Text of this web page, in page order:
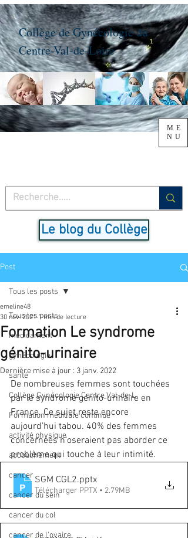
Le blog du Collège
ME
NU
Collège de Gynécologie du
Centre-Val-de-Loire
Post
Tous les posts
médicament
gynécologie
santé
Collège Gynécologie Centre Val-de-L
Formation médicale continue
activité physique
accouchement
cancer
cancer du sein
cancer du col
cancer de l'ovaire
Tous les posts
Formation Le syndrome
génito-urinaire
emeline48
30 nov. 2021 1 min de lecture
Dernière mise à jour : 3 janv. 2022
De nombreuses femmes sont touchées
par le syndrome génito-urinaire en
France. Ce sujet reste encore
aujourd’hui tabou. 40% des femmes
concernées n’oseraient pas aborder ce
problème qui touche à leur intimité.
SGM CGL2.pptx
Télécharger PPTX • 2.79MB